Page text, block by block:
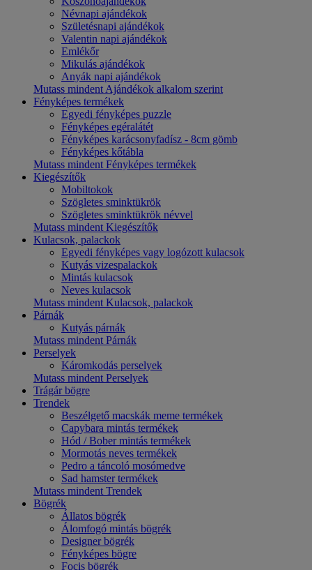
Névnapi ajándékok
Születésnapi ajándékok
Valentin napi ajándékok
Emlékőr
Mikulás ajándékok
Anyák napi ajándékok
Mutass mindent Ajándékok alkalom szerint
Fényképes termékek
Egyedi fényképes puzzle
Fényképes egéralátét
Fényképes karácsonyfadísz - 8cm gömb
Fényképes kőtábla
Mutass mindent Fényképes termékek
Kiegészítők
Mobiltokok
Szögletes sminktükrök
Szögletes sminktükrök névvel
Mutass mindent Kiegészítők
Kulacsok, palackok
Egyedi fényképes vagy logózott kulacsok
Kutyás vizespalackok
Mintás kulacsok
Neves kulacsok
Mutass mindent Kulacsok, palackok
Párnák
Kutyás párnák
Mutass mindent Párnák
Perselyek
Káromkodás perselyek
Mutass mindent Perselyek
Trágár bögre
Trendek
Beszélgető macskák meme termékek
Capybara mintás termékek
Hód / Bober mintás termékek
Mormotás neves termékek
Pedro a táncoló mosómedve
Sad hamster termékek
Mutass mindent Trendek
Bögrék
Állatos bögrék
Álomfogó mintás bögrék
Designer bögrék
Fényképes bögre
Focis bögrék